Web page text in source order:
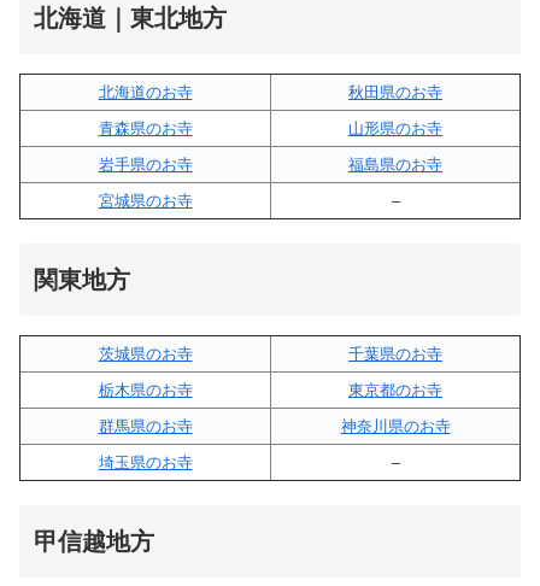
北海道｜東北地方
北海道のお寺
秋田県のお寺
青森県のお寺
山形県のお寺
岩手県のお寺
福島県のお寺
宮城県のお寺
–
関東地方
茨城県のお寺
千葉県のお寺
栃木県のお寺
東京都のお寺
群馬県のお寺
神奈川県のお寺
埼玉県のお寺
–
甲信越地方